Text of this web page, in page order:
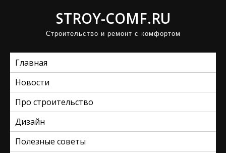
STROY-COMF.RU
Строительство и ремонт с комфортом
Главная
Новости
Про строительство
Дизайн
Полезные советы